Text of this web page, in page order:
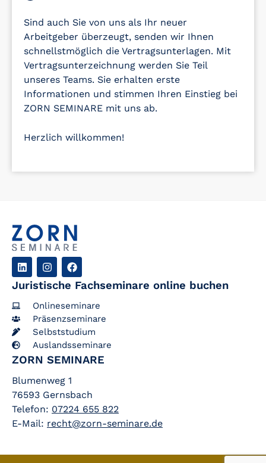
Sind auch Sie von uns als Ihr neuer
Arbeitgeber überzeugt, senden wir Ihnen
schnellstmöglich die Vertragsunterlagen. Mit
Vertragsunterzeichnung werden Sie Teil
unseres Teams. Sie erhalten erste
Informationen und stimmen Ihren Einstieg bei
ZORN SEMINARE mit uns ab.
Herzlich willkommen!
Juristische Fachseminare online buchen
Onlineseminare
Präsenzseminare
Selbststudium
Auslandsseminare
ZORN SEMINARE
Blumenweg 1
76593 Gernsbach
Telefon: 07224 655 822
E-Mail: recht@zorn-seminare.de